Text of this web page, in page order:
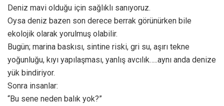
Deniz mavi olduğu için sağlıklı sanıyoruz.
Oysa deniz bazen son derece berrak görünürken bile
ekolojik olarak yorulmuş olabilir.
Bugün; marina baskısı, sintine riski, gri su, aşırı tekne
yoğunluğu, kıyı yapılaşması, yanlış avcılık…..aynı anda denize
yük bindiriyor.
Sonra insanlar:
“Bu sene neden balık yok?”